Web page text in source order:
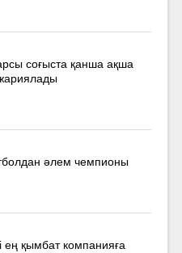
соғыста қанша ақша
әлем чемпионы
ең қымбат компанияға